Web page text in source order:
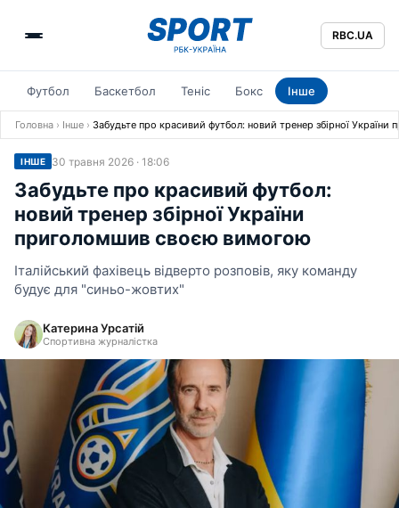
RBC.UA
Футбол Баскетбол Теніс Бокс Інше
Головна › Інше › Забудьте про красивий футбол: новий тренер збірної
ІНШЕ 30 травня 2026 · 18:06
Забудьте про красивий футбол:
новий тренер збірної України
приголомшив своєю вимогою
Італійський фахівець відверто розповів, яку команду
будує для "синьо-жовтих"
Катерина Урсатій
Спортивна журналістка